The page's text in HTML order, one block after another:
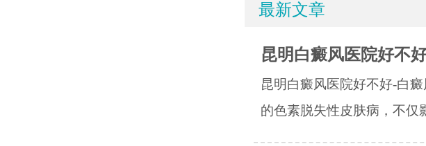
最新文章
昆明白癜风医院好不
昆明白癜风医院好不好-白
的色素脱失性皮肤病，不仅